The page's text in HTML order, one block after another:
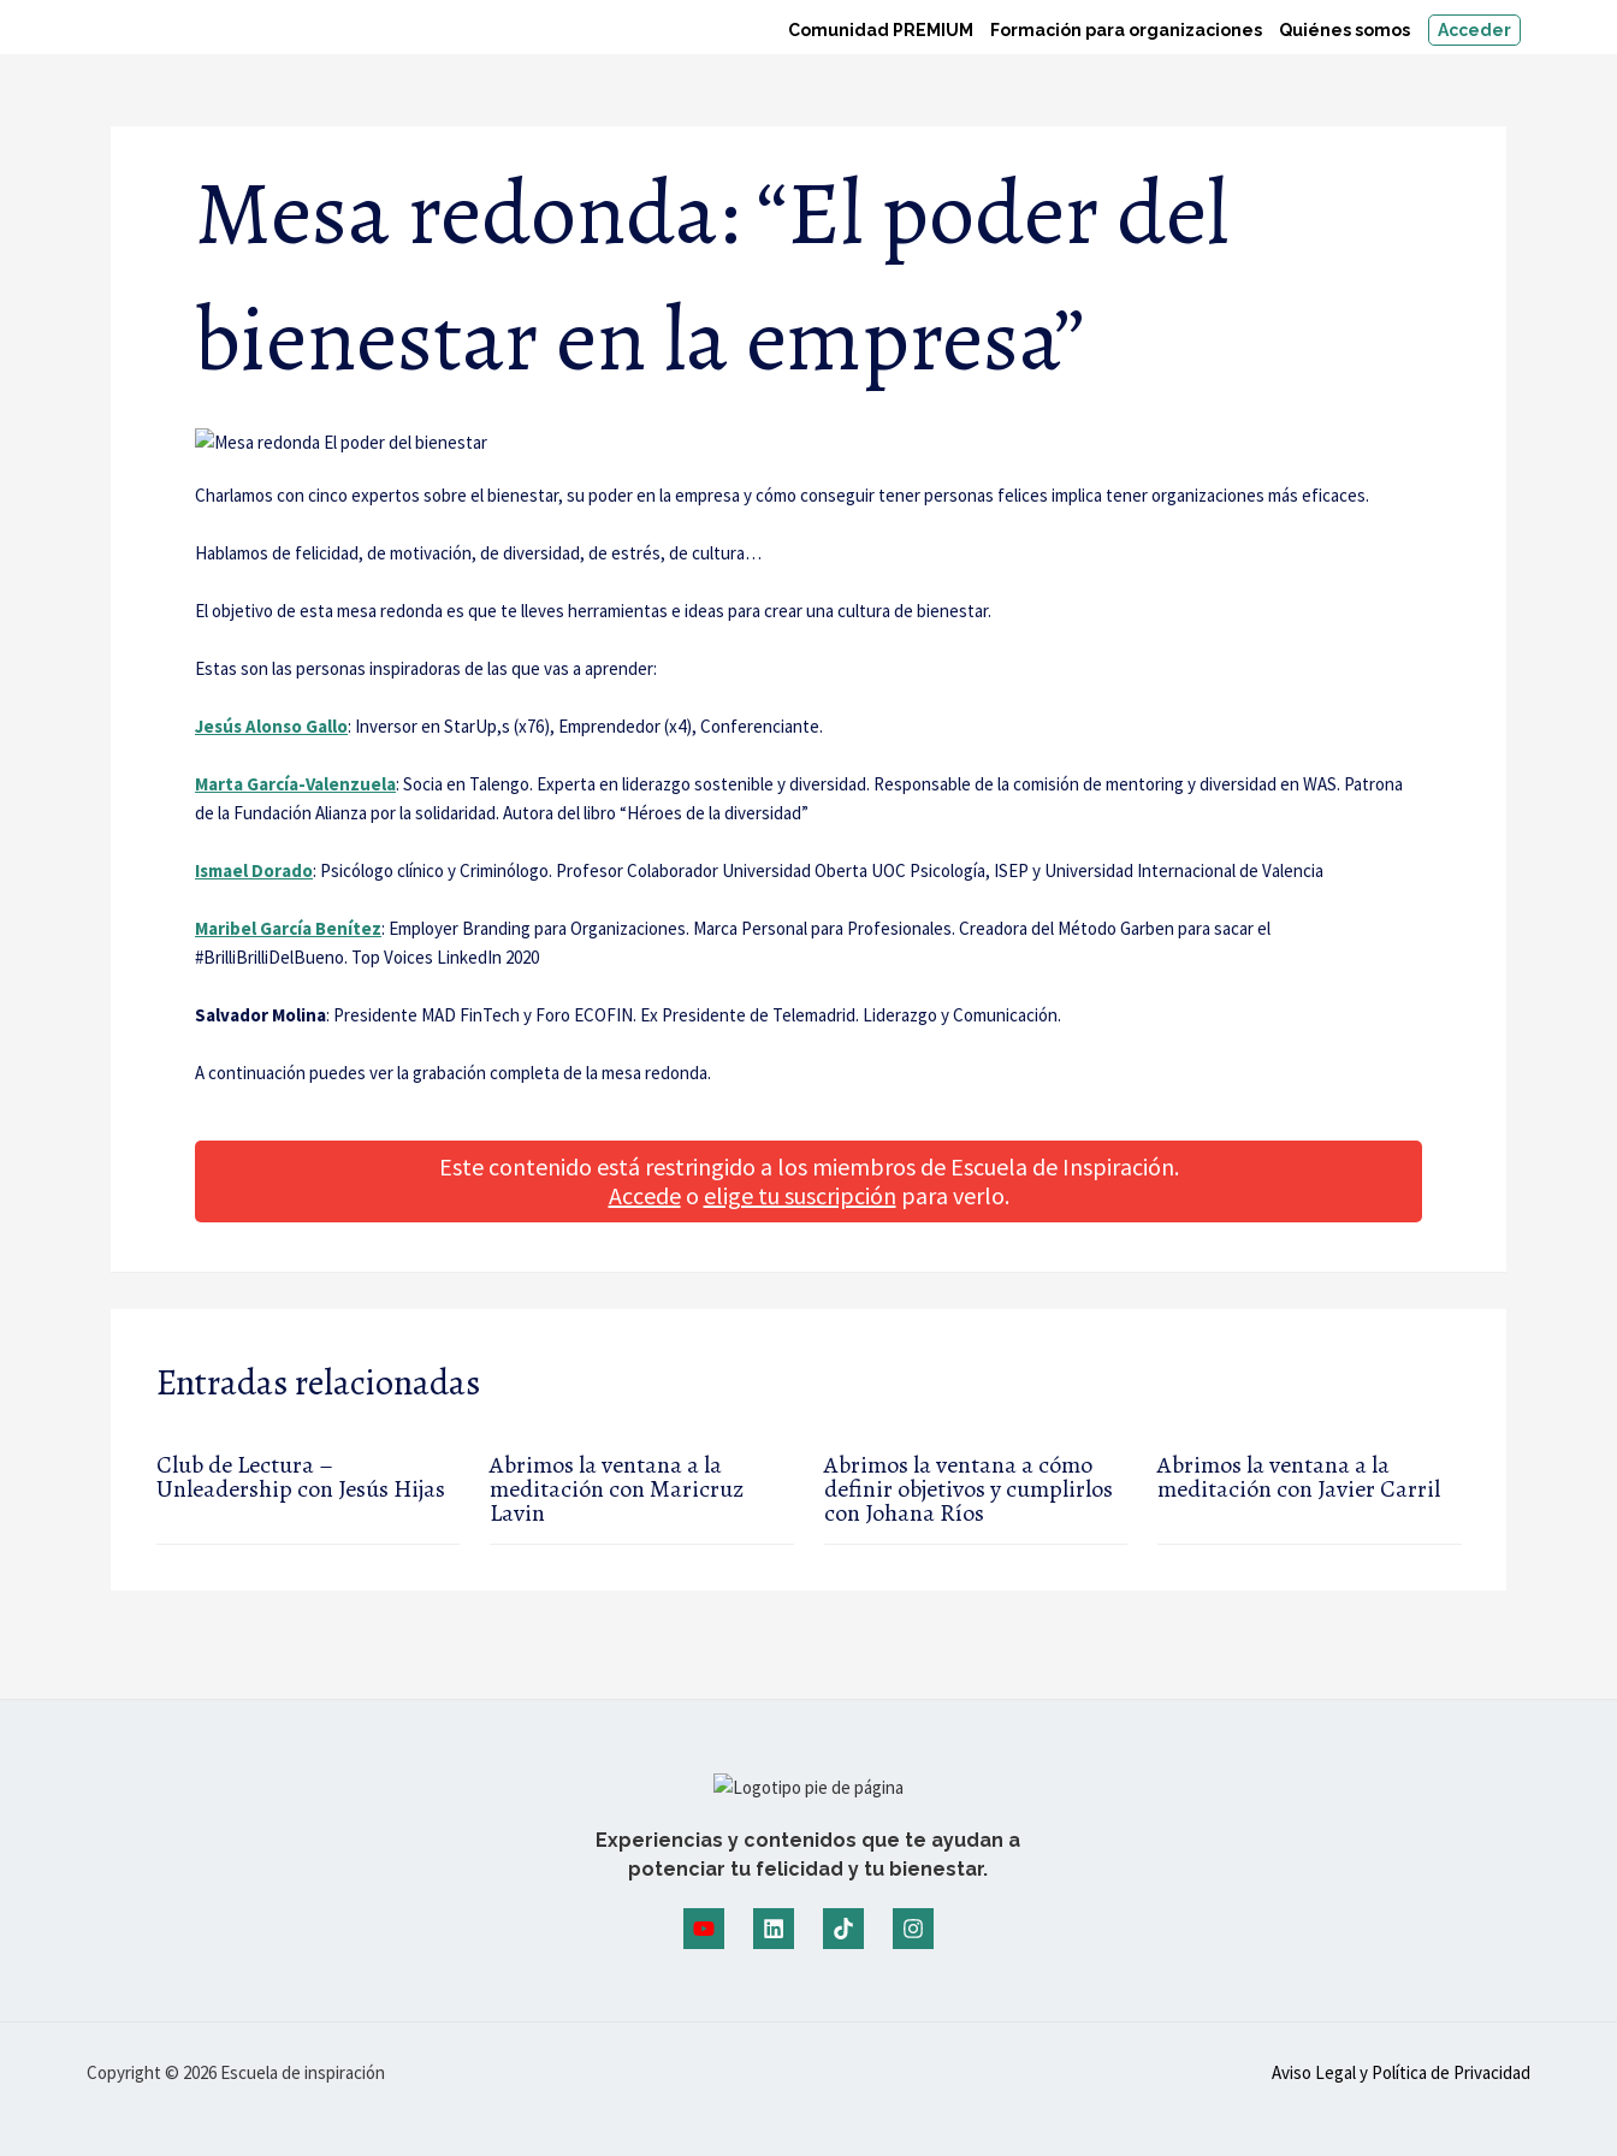
Comunidad PREMIUM Formación para organizaciones Quiénes somos Acceder
Mesa redonda: “El poder del
bienestar en la empresa”
Charlamos con cinco expertos sobre el bienestar, su poder en la empresa y cómo conseguir tener personas felices implica tener organizaciones más eficaces.
Hablamos de felicidad, de motivación, de diversidad, de estrés, de cultura…
El objetivo de esta mesa redonda es que te lleves herramientas e ideas para crear una cultura de bienestar.
Estas son las personas inspiradoras de las que vas a aprender:
Jesús Alonso Gallo: Inversor en StarUp,s (x76), Emprendedor (x4), Conferenciante.
Marta García-Valenzuela: Socia en Talengo. Experta en liderazgo sostenible y diversidad. Responsable de la comisión de mentoring y diversidad en WAS. Patrona
de la Fundación Alianza por la solidaridad. Autora del libro “Héroes de la diversidad”
Ismael Dorado: Psicólogo clínico y Criminólogo. Profesor Colaborador Universidad Oberta UOC Psicología, ISEP y Universidad Internacional de Valencia
Maribel García Benítez: Employer Branding para Organizaciones. Marca Personal para Profesionales. Creadora del Método Garben para sacar el
#BrilliBrilliDelBueno. Top Voices LinkedIn 2020
Salvador Molina: Presidente MAD FinTech y Foro ECOFIN. Ex Presidente de Telemadrid. Liderazgo y Comunicación.
A continuación puedes ver la grabación completa de la mesa redonda.
Este contenido está restringido a los miembros de Escuela de Inspiración.
Accedeo elige tu suscripción para verlo.
Entradas relacionadas
Club de Lectura –
Unleadership con Jesús Hijas
Abrimos la ventana a la
meditación con Maricruz
Lavin
Abrimos la ventana a cómo
definir objetivos y cumplirlos
con Johana Ríos
Abrimos la ventana a la
meditación con Javier Carril
Experiencias y contenidos que te ayudan a
potenciar tu felicidad y tu bienestar.
Copyright © 2026 Escuela de inspiración Aviso Legal y Política de Privacidad